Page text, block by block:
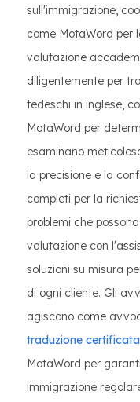
sull'immigrazione,
come MotaWord per
valutazione
diligentemente per
tedeschi in inglese,
MotaWord per
esaminano
la precisione e la
completi per la
problemi che
valutazione con
soluzioni su misura
di ogni cliente. Gli
agiscono come
traduzione
MotaWord per
immigrazione